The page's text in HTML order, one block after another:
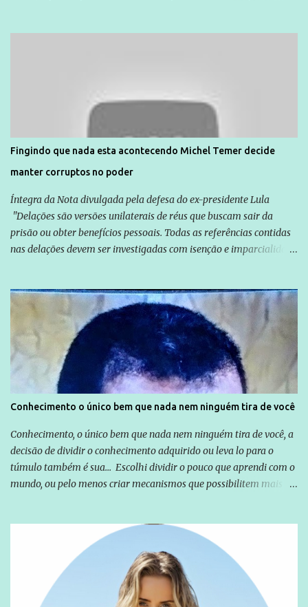
são vítimas de violência, estão em situação de risco ou têm seus
direitos violados. Leia mais: Anistia Internacional cobra do Brasil
solução do caso Amarildo - Terra Brasil
Fingindo que nada esta acontecendo Michel Temer decide
manter corruptos no poder
Íntegra da Nota divulgada pela defesa do ex-presidente Lula
"Delações são versões unilaterais de réus que buscam sair da
prisão ou obter benefícios pessoais. Todas as referências contidas
nas delações devem ser investigadas com isenção e imparcialidade
Globo manteve com o Grupo Odebrecht, citada na delação de
Emílio Odebrecht. Lula sempre atuou para promover o Brasil no
exterior, e não para promover determinadas empresas ou
empresários" Assina a nota o advogado Cristiano Zanin Martins
Conhecimento o único bem que nada nem ninguém tira de você
Conhecimento, o único bem que nada nem ninguém tira de você, a
decisão de dividir o conhecimento adquirido ou leva lo para o
túmulo também é sua... Escolhi dividir o pouco que aprendi com o
mundo, ou pelo menos criar mecanismos que possibilitem mais e
empreendedor da comunicação, que além de informação
cotidiana, corriqueira e cada vez mais preocupantes, do tipo que
você já esta acostumado a ver neste espaço, vou trabalhar a ideia
que possibilite distribuir não só informações, mas que gere de
forma consistente a riqueza do conhecimento... Exemplo: o